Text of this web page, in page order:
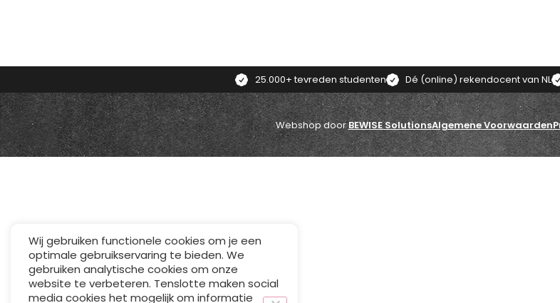
25.000+ tevreden studenten Dé (online) rekendocent van NL
Webshop doorBEWISE SolutionsAlgemene Voorwaarden
Wij gebruiken functionele cookies om je een
optimale gebruikservaring te bieden. We
gebruiken analytische cookies om onze
website te verbeteren. Tenslotte maken social
media cookies het mogelijk om informatie